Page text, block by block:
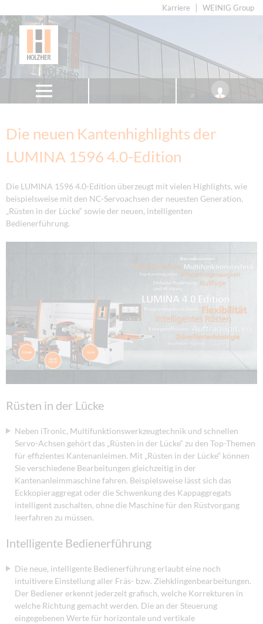
Karriere WEINIG Group
Die neuen Kantenhighlights der
LUMINA 1596 4.0-Edition
Die LUMINA 1596 4.0-Edition überzeugt mit vielen Highlights, wie
beispielsweise mit den NC-Servoachsen der neuesten Generation,
„Rüsten in der Lücke“ sowie der neuen, intelligenten
Bedienerführung.
Rüsten in der Lücke
Neben iTronic, Multifunktionswerkzeugtechnik und schnellen
Servo-Achsen gehört das „Rüsten in der Lücke“ zu den Top-Themen
für effizientes Kantenanleimen. Mit „Rüsten in der Lücke“ können
Sie verschiedene Bearbeitungen gleichzeitig in der
Kantenanleimmaschine fahren. Beispielsweise lässt sich das
Eckkopieraggregat oder die Schwenkung des Kappaggregats
intelligent zuschalten, ohne die Maschine für den Rüstvorgang
leerfahren zu müssen.
Intelligente Bedienerführung
Die neue, intelligente Bedienerführung erlaubt eine noch
intuitivere Einstellung aller Fräs- bzw. Ziehklingenbearbeitungen.
Der Bediener erkennt jederzeit grafisch, welche Korrekturen in
welche Richtung gemacht werden. Die an der Steuerung
eingegebenen Werte für horizontale und vertikale